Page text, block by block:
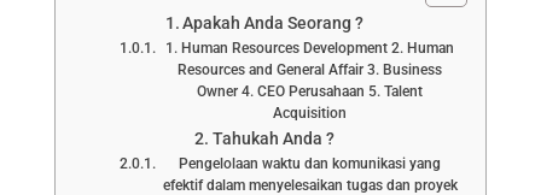
Apakah Anda Seorang ?
1. Human Resources Development 2. Human
Resources and General Affair 3. Business
Owner 4. CEO Perusahaan 5. Talent
Acquisition
Tahukah Anda ?
Pengelolaan waktu dan komunikasi yang
efektif dalam menyelesaikan tugas dan proyek